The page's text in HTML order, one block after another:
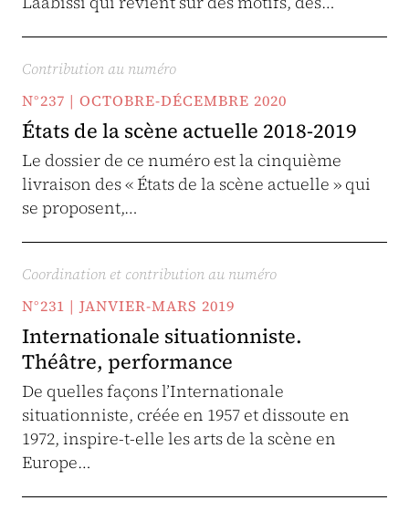
Contribution au numéro
N°237 | OCTOBRE-DÉCEMBRE 2020
États de la scène actuelle 2018-2019
Le dossier de ce numéro est la cinquième
livraison des « États de la scène actuelle » qui
se proposent,…
Coordination et contribution au numéro
N°231 | JANVIER-MARS 2019
Internationale situationniste.
Théâtre, performance
De quelles façons l’Internationale
situationniste, créée en 1957 et dissoute en
1972, inspire-t-elle les arts de la scène en
Europe…